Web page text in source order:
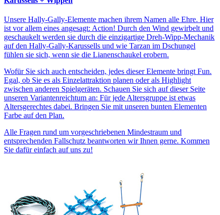
Unsere Hally-Gally-Elemente machen ihrem Namen alle Ehre. Hier
ist vor allem eines angesagt: Action! Durch den Wind gewirbelt und
geschaukelt werden sie durch die einzigartige Dreh-Wipp-Mechanik
auf den Hally-Gally-Karussells und wie Tarzan im Dschungel
fühlen sie sich, wenn sie die Lianenschaukel erobern.
Wofür Sie sich auch entscheiden, jedes dieser Elemente bringt Fun.
Egal, ob Sie es als Einzelattraktion planen oder als Highlight
zwischen anderen Spielgeräten. Schauen Sie sich auf dieser Seite
unseren Variantenreichtum an: Für jede Altersgruppe ist etwas
Altersgerechtes dabei. Bringen Sie mit unseren bunten Elementen
Farbe auf den Plan.
Alle Fragen rund um vorgeschriebenen Mindestraum und
entsprechenden Fallschutz beantworten wir Ihnen gerne. Kommen
Sie dafür einfach auf uns zu!